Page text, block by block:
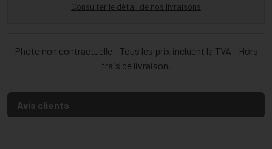
Consulter le détail de nos livraisons
Photo non contractuelle - Tous les prix incluent la TVA - Hors
frais de livraison.
Avis clients